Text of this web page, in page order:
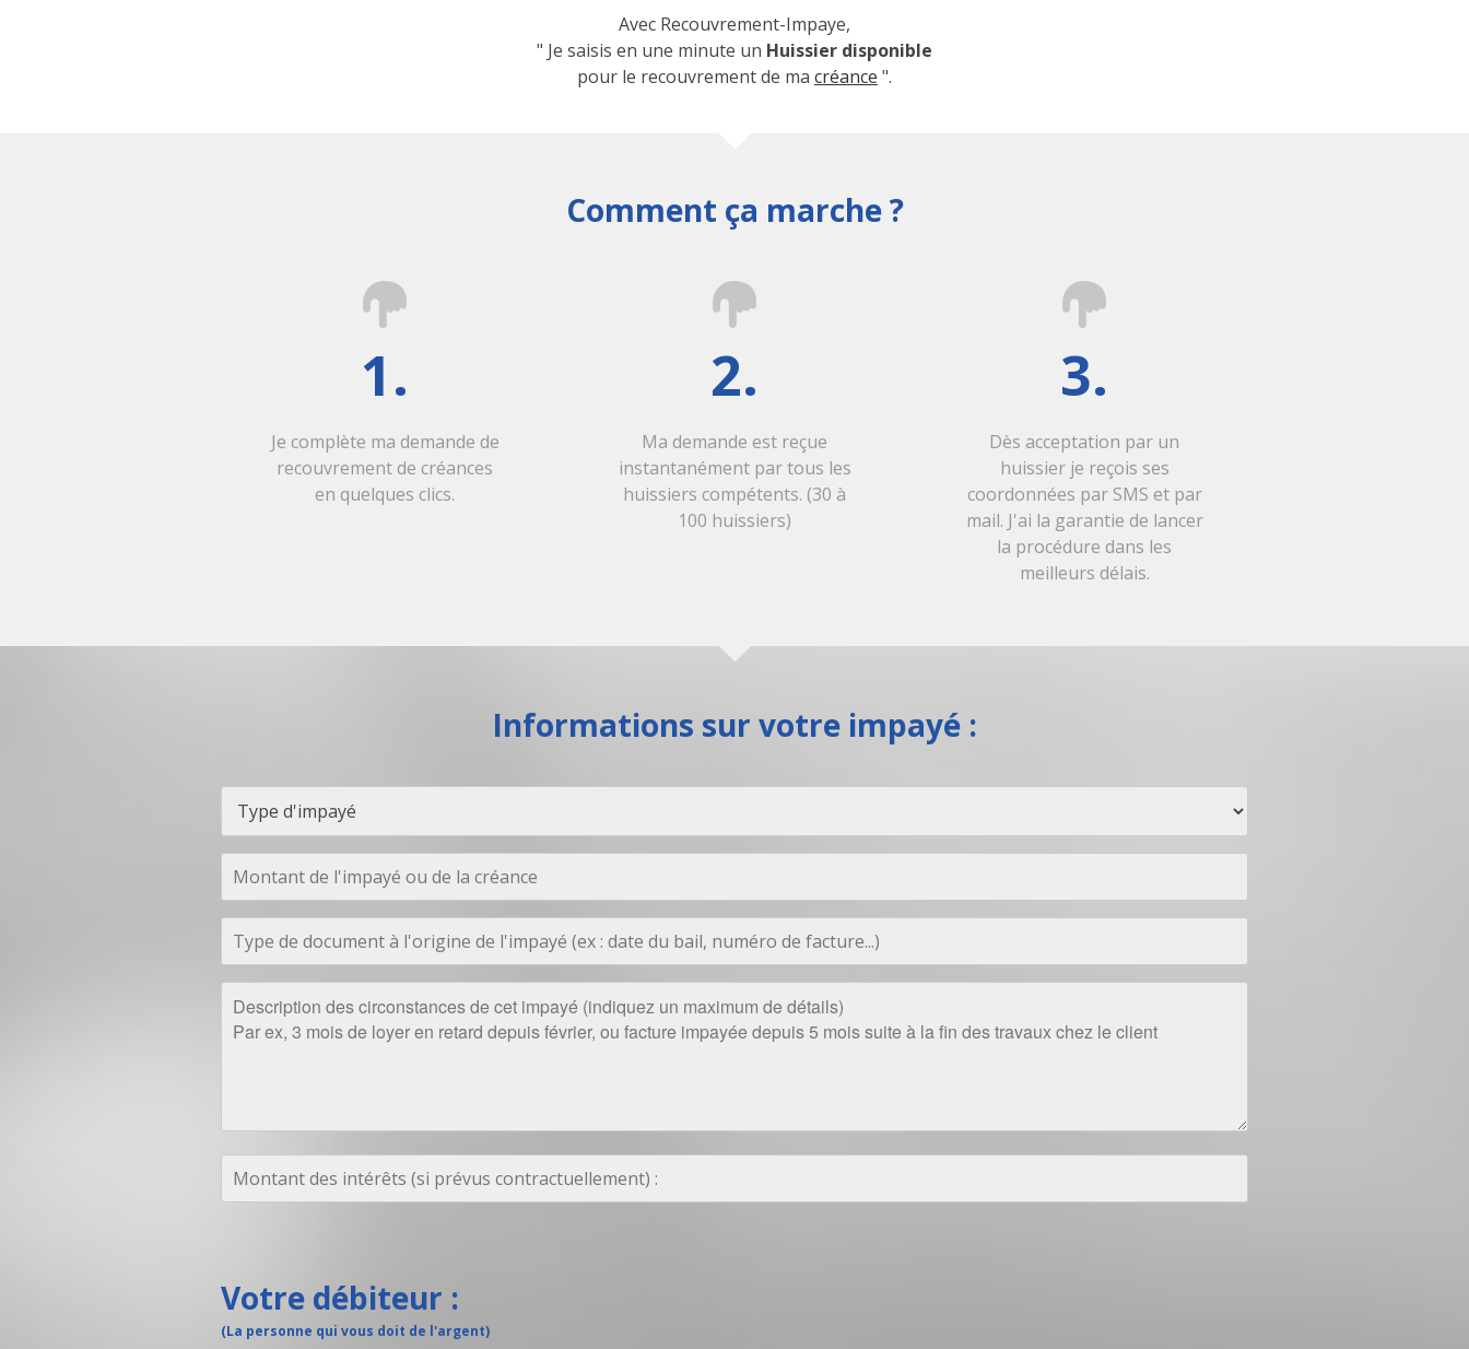
Avec Recouvrement-Impaye,
" Je saisis en une minute un Huissier disponible
pour le recouvrement de ma créance ".
Comment ça marche ?
1.
Je complète ma demande de
recouvrement de créances
en quelques clics.
2.
Ma demande est reçue
instantanément par tous les
huissiers compétents. (30 à
100 huissiers)
3.
Dès acceptation par un
huissier je reçois ses
coordonnées par SMS et par
mail. J'ai la garantie de lancer
la procédure dans les
meilleurs délais.
Informations sur votre impayé :
Votre débiteur :
(La personne qui vous doit de l'argent)